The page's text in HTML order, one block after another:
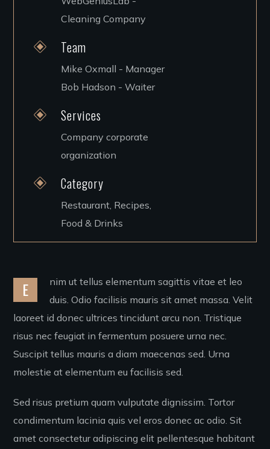
Cleaning Company
Team
Mike Oxmall - Manager
Bob Hadson - Waiter
Services
Company corporate
organization
Category
Restaurant, Recipes,
Food & Drinks
E
nim ut tellus elementum sagittis vitae et leo
duis. Odio facilisis mauris sit amet massa. Velit
laoreet id donec ultrices tincidunt arcu non. Tristique
risus nec feugiat in fermentum posuere urna nec.
Suscipit tellus mauris a diam maecenas sed. Urna
molestie at elementum eu facilisis sed.
Sed risus pretium quam vulputate dignissim. Tortor
condimentum lacinia quis vel eros donec ac odio. Sit
amet consectetur adipiscing elit pellentesque habitant